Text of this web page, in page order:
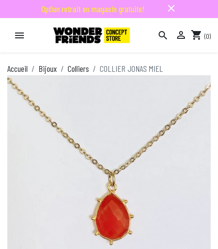
Option retrait en magasin gratuite! close
   shopping_cart (0)
Accueil Bijoux Colliers COLLIER JONAS MIEL